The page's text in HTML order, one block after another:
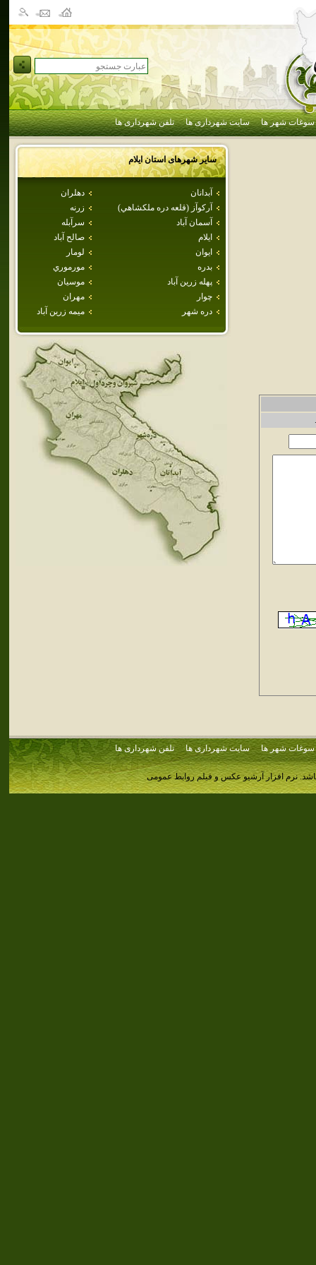
سوغات شهر ها سایت شهرداری ها تلفن شهرداری ها
سایر شهرهای استانايلام
آبدانان
دهلران
آركوآز (قلعه دره ملكشاهي)
زرنه
آسمان آباد
سرآبله
ايلام
صالح آباد
ايوان
لومار
بدره
مورموري
پهله زرين آباد
موسيان
چوار
مهران
دره شهر
ميمه زرين آباد
سوغات شهر ها سایت شهرداری ها تلفن شهرداری ها
نرم افزار آرشیو عکس و فیلم روابط عمومی